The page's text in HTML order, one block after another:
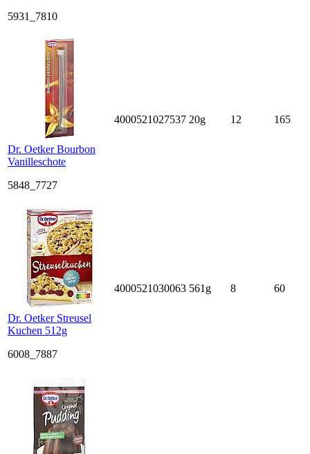
5931_7810
Dr. Oetker Bourbon
Vanilleschote
5848_7727
4000521027537 20g 12 165
Dr. Oetker Streusel
Kuchen 512g
6008_7887
4000521030063 561g 8 60